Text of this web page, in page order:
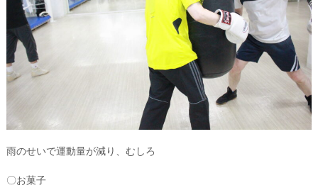
雨のせいで運動量が減り、むしろ
〇お菓子